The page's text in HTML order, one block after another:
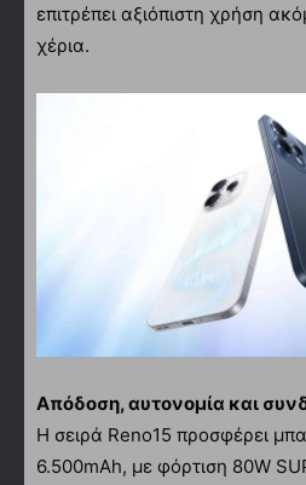
επιτρέπει αξιόπιστη χρήση
χέρια.
Απόδοση, αυτονομία και
Η σειρά Reno15 προσφέρει
6.500mAh, με φόρτιση 80W